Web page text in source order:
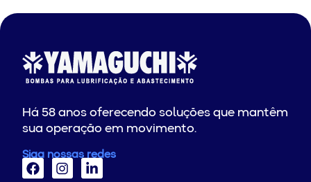
Há 58 anos oferecendo soluções que mantêm
sua operação em movimento.
Siga nossas redes